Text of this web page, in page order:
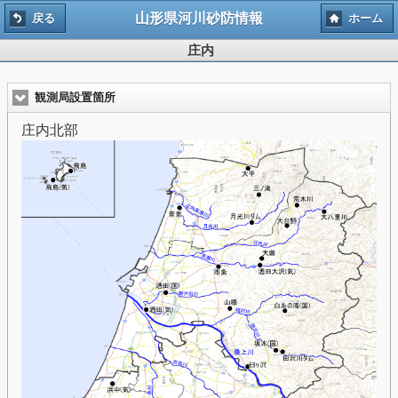
戻る 山形県河川砂防情報 ホーム
庄内
観測局設置箇所
庄内北部